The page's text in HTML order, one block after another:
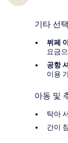
기타 선
뷔페
요금
공항
이용
아동 및
탁아
간이